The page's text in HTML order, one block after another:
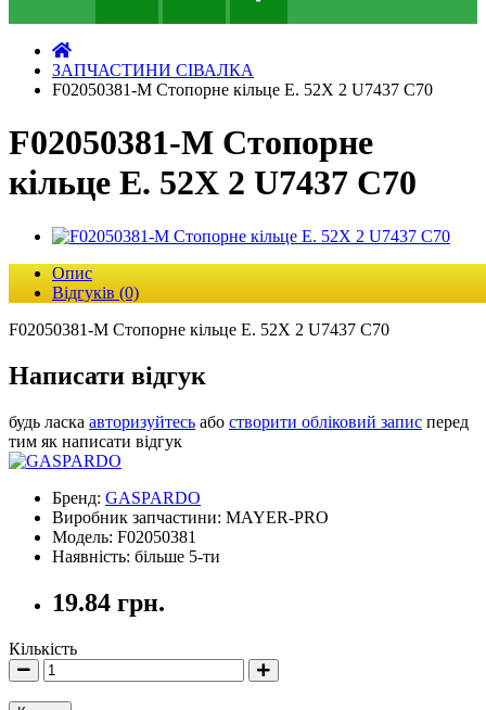
ЗАПЧАСТИНИ СІВАЛКА
F02050381-M Стопорне кільце E. 52X 2 U7437 C70
F02050381-M Стопорне
кільце E. 52X 2 U7437 C70
Опис
Відгуків (0)
F02050381-M Стопорне кільце E. 52X 2 U7437 C70
Написати відгук
будь ласка авторизуйтесь або створити обліковий запис перед
тим як написати відгук
Бренд: GASPARDO
Виробник запчастини: MAYER-PRO
Модель: F02050381
Наявність: більше 5-ти
19.84 грн.
Кількість